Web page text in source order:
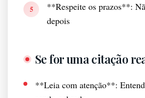
5
**Respeite os prazos**:
depois
Se for uma citação
**Leia com atenção**: